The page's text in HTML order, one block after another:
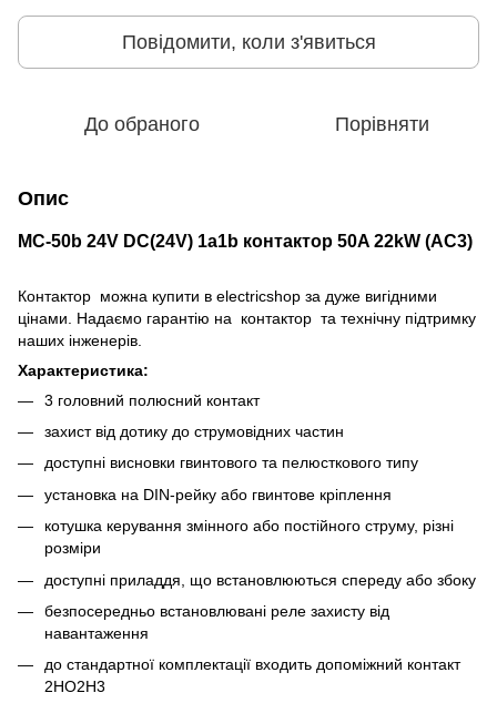
Повідомити, коли з'явиться
До обраного Порівняти
Опис
MC-50b 24V DC(24V) 1a1b контактор 50A 22kW (AC3)
Контактор можна купити в electricshop за дуже вигідними
цінами. Надаємо гарантію на контактор та технічну підтримку
наших інженерів.
Характеристика:
3 головний полюсний контакт
захист від дотику до струмовідних частин
доступні висновки гвинтового та пелюсткового типу
установка на DIN-рейку або гвинтове кріплення
котушка керування змінного або постійного струму, різні
розміри
доступні приладдя, що встановлюються спереду або збоку
безпосередньо встановлювані реле захисту від
навантаження
до стандартної комплектації входить допоміжний контакт
2НО2Н3